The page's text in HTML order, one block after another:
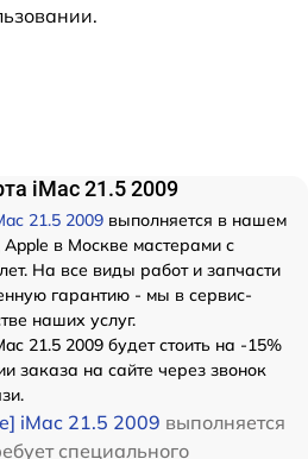
iMac 21.5 2009
21.5 2009 выполняется в нашем
в Москве мастерами с
На все виды работ и запчасти
гарантию - мы в сервис-
наших услуг.
21.5 2009 будет стоить на -15%
заказа на сайте через звонок
iMac 21.5 2009 выполняется
специального